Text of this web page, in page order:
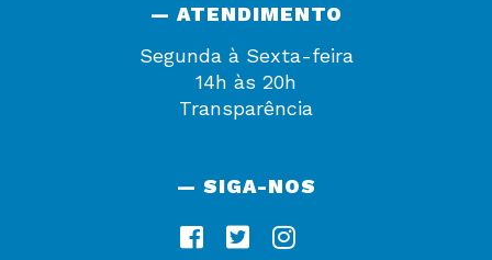
— ATENDIMENTO
Segunda à Sexta-feira
14h às 20h
Transparência
— SIGA-NOS